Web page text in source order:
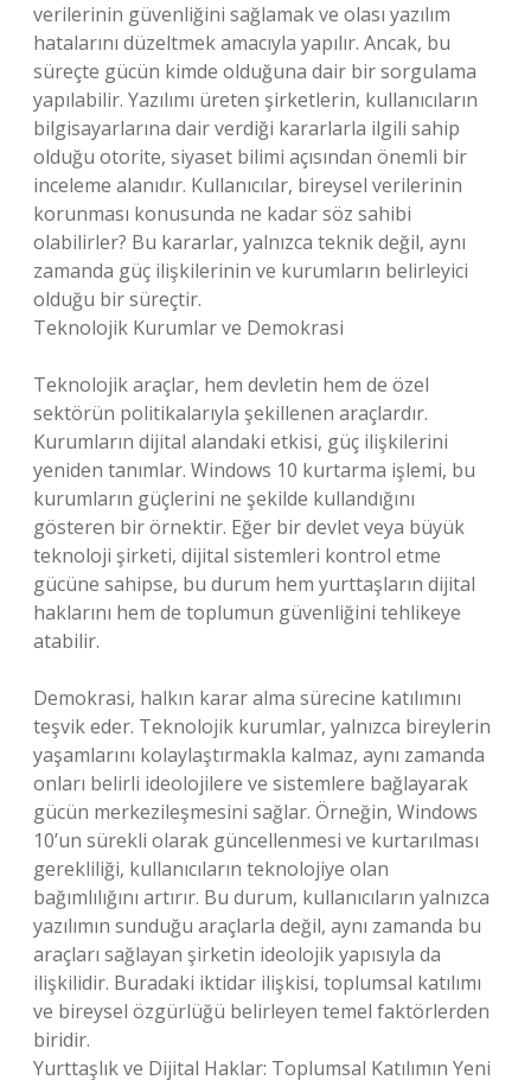
verilerinin güvenliğini sağlamak ve olası yazılım
hatalarını düzeltmek amacıyla yapılır. Ancak, bu
süreçte gücün kimde olduğuna dair bir sorgulama
yapılabilir. Yazılımı üreten şirketlerin, kullanıcıların
bilgisayarlarına dair verdiği kararlarla ilgili sahip
olduğu otorite, siyaset bilimi açısından önemli bir
inceleme alanıdır. Kullanıcılar, bireysel verilerinin
korunması konusunda ne kadar söz sahibi
olabilirler? Bu kararlar, yalnızca teknik değil, aynı
zamanda güç ilişkilerinin ve kurumların belirleyici
olduğu bir süreçtir.
Teknolojik Kurumlar ve Demokrasi
Teknolojik araçlar, hem devletin hem de özel
sektörün politikalarıyla şekillenen araçlardır.
Kurumların dijital alandaki etkisi, güç ilişkilerini
yeniden tanımlar. Windows 10 kurtarma işlemi, bu
kurumların güçlerini ne şekilde kullandığını
gösteren bir örnektir. Eğer bir devlet veya büyük
teknoloji şirketi, dijital sistemleri kontrol etme
gücüne sahipse, bu durum hem yurttaşların dijital
haklarını hem de toplumun güvenliğini tehlikeye
atabilir.
Demokrasi, halkın karar alma sürecine katılımını
teşvik eder. Teknolojik kurumlar, yalnızca bireylerin
yaşamlarını kolaylaştırmakla kalmaz, aynı zamanda
onları belirli ideolojilere ve sistemlere bağlayarak
gücün merkezileşmesini sağlar. Örneğin, Windows
10’un sürekli olarak güncellenmesi ve kurtarılması
gerekliliği, kullanıcıların teknolojiye olan
bağımlılığını artırır. Bu durum, kullanıcıların yalnızca
yazılımın sunduğu araçlarla değil, aynı zamanda bu
araçları sağlayan şirketin ideolojik yapısıyla da
ilişkilidir. Buradaki iktidar ilişkisi, toplumsal katılımı
ve bireysel özgürlüğü belirleyen temel faktörlerden
biridir.
Yurttaşlık ve Dijital Haklar: Toplumsal Katılımın Yeni